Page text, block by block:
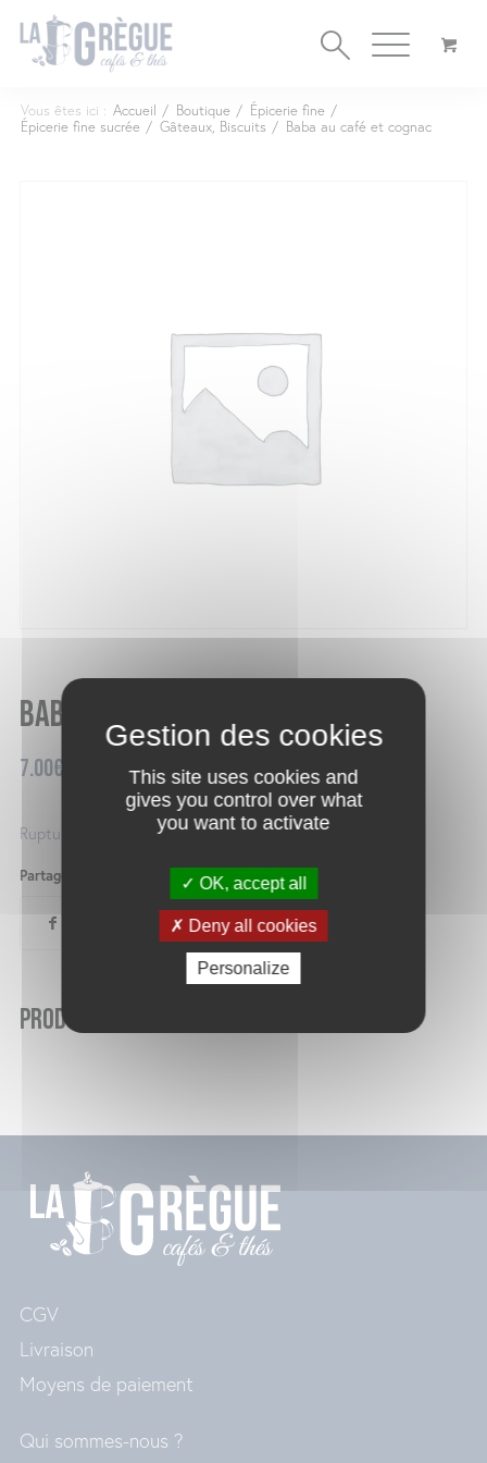
Vous êtes ici : Accueil / Boutique / Épicerie fine /
Épicerie fine sucrée / Gâteaux, Biscuits / Baba au café et cognac
Baba au café et cognac
7.00€
Rupture de stock
Partager ce produit
Produits similaires
CGV
Livraison
Moyens de paiement
Qui sommes-nous ?
This site uses cookies and
gives you control over what
you want to activate
OK, accept all
Deny all cookies
Personalize